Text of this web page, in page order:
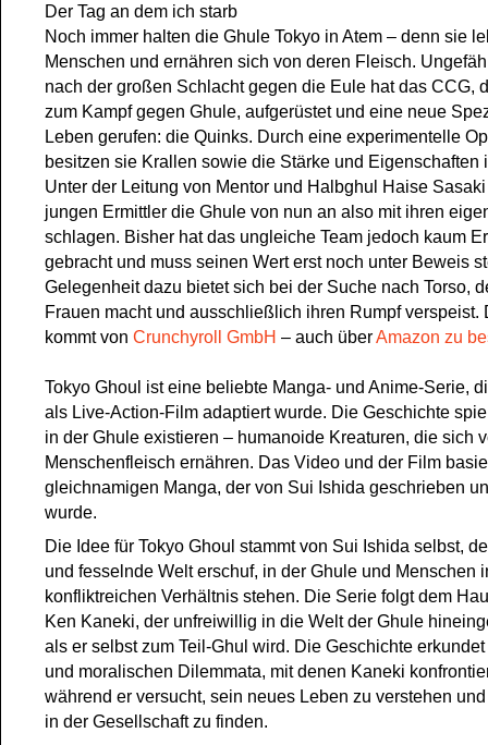
Der Tag an dem ich starb
Noch immer halten die Ghule Tokyo in Atem – denn sie
Menschen und ernähren sich von deren Fleisch.
nach der großen Schlacht gegen die Eule hat das CCG,
zum Kampf gegen Ghule, aufgerüstet und eine neue
Leben gerufen: die Quinks. Durch eine experimentelle
besitzen sie Krallen sowie die Stärke und Eigenschaften
Unter der Leitung von Mentor und Halbghul Haise
jungen Ermittler die Ghule von nun an also mit ihren
schlagen. Bisher hat das ungleiche Team jedoch kaum
gebracht und muss seinen Wert erst noch unter Beweis
Gelegenheit dazu bietet sich bei der Suche nach Torso,
Frauen macht und ausschließlich ihren Rumpf verspeist.
kommt von Crunchyroll GmbH – auch überAmazon zu
Tokyo Ghoul ist eine beliebte Manga- und Anime-Serie,
als Live-Action-Film adaptiert wurde. Die Geschichte
in der Ghule existieren – humanoide Kreaturen, die sich
Menschenfleisch ernähren. Das Video und der Film
gleichnamigen Manga, der von Sui Ishida geschrieben
wurde.
Die Idee für Tokyo Ghoul stammt von Sui Ishida selbst,
und fesselnde Welt erschuf, in der Ghule und Menschen
konfliktreichen Verhältnis stehen. Die Serie folgt dem
Ken Kaneki, der unfreiwillig in die Welt der Ghule
als er selbst zum Teil-Ghul wird. Die Geschichte
und moralischen Dilemmata, mit denen Kaneki
während er versucht, sein neues Leben zu verstehen
in der Gesellschaft zu finden.